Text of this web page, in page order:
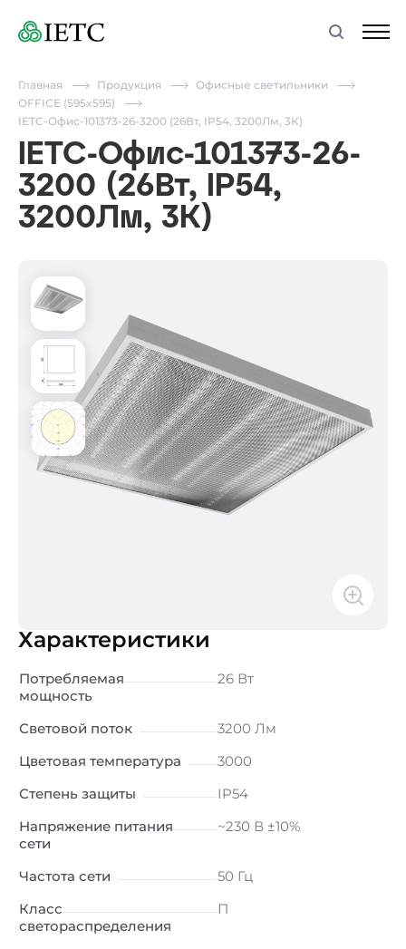
Главная Продукция
Офисные светильники
OFFICE (595x595)
IETC-Офис-101373-26-3200 (26Вт, IP54, 3200Лм, 3К)
IETC-Офис-101373-26-
3200 (26Вт, IP54,
3200Лм, 3К)
Характеристики
Потребляемая
мощность
26 Вт
Световой поток
3200 Лм
Цветовая температура
3000
Степень защиты
IP54
Напряжение питания
сети
~230 В ±10%
Частота сети
50 Гц
Класс
светораспределения
П